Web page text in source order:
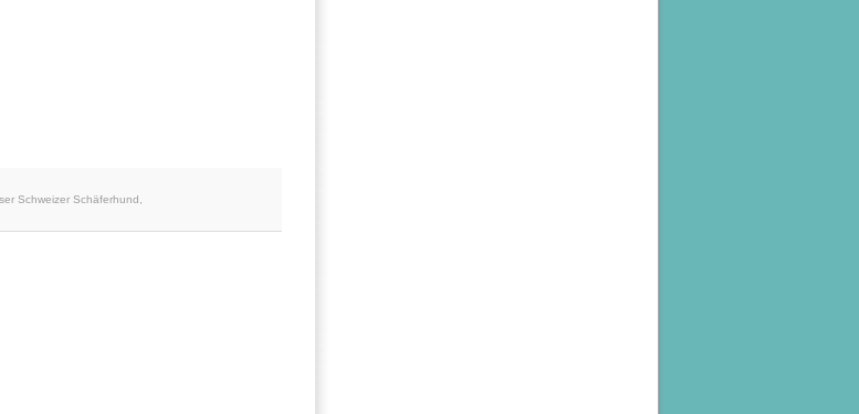
Schweizer Schäferhund